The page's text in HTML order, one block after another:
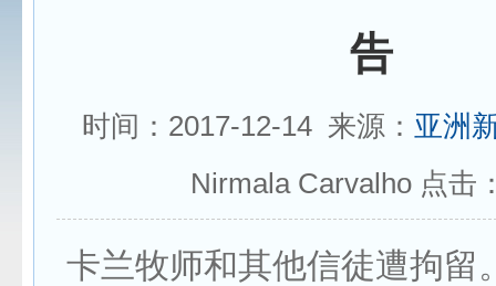
告
时间：2017-12-14 来源： 亚洲
Nirmala Carvalho 点击
卡兰牧师和其他信徒遭拘留